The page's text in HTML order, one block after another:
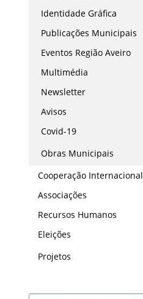
Identidade Gráfica
Publicações Municipais
Eventos Região Aveiro
Multimédia
Newsletter
Avisos
Covid-19
Obras Municipais
Cooperação Internacional
Associações
Recursos Humanos
Eleições
Projetos